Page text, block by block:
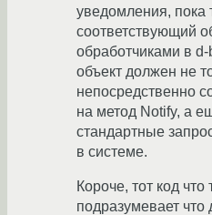
уведомления, пока
соответствующий
обработчиками в d-
объект должен не
непосредственно
на метод Notify, а
стандартные
в системе.
Короче, тот код что
подразумевает